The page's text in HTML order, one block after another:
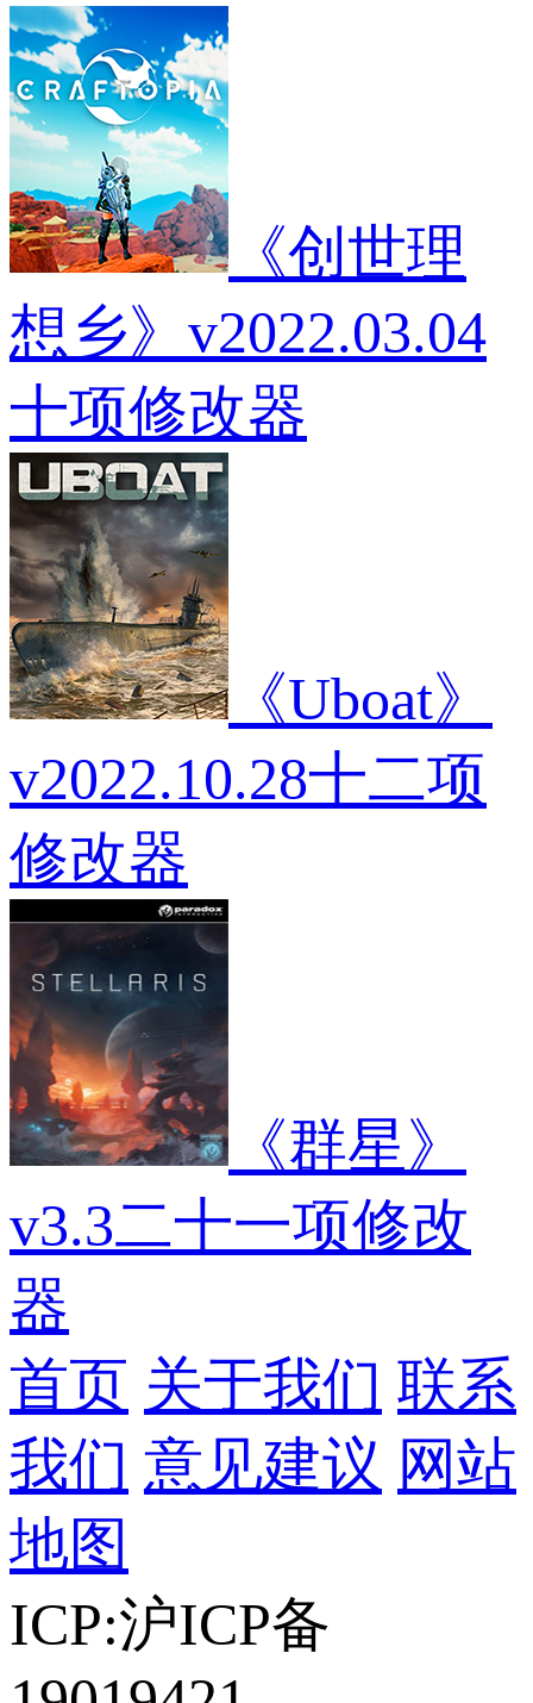
《创世理
想乡》v2022.03.04
十项修改器
《Uboat》
v2022.10.28十二项
修改器
《群星》
v3.3二十一项修改
器
首页 关于我们 联系
我们 意见建议 网站
地图
ICP:沪ICP备